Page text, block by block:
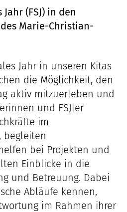
(FSJ) in den
Marie-Christian-
Jahr in unseren Kitas
die Möglichkeit, den
aktiv mitzuerleben und
und FSJler
im
begleiten
bei Projekten und
Einblicke in die
und Betreuung. Dabei
Abläufe kennen,
im Rahmen ihrer